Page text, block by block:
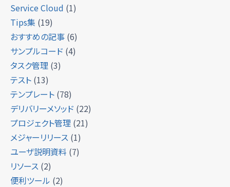
Service Cloud (1)
Tips集 (19)
おすすめの記事 (6)
サンプルコード (4)
タスク管理 (3)
テスト (13)
テンプレート (78)
デリバリーメソッド (22)
プロジェクト管理 (21)
メジャーリリース (1)
ユーザ説明資料 (7)
リソース (2)
便利ツール (2)